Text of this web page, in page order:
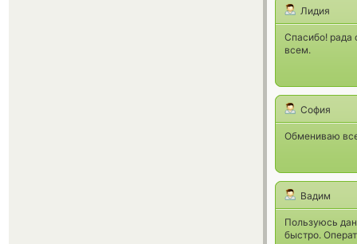
Лидия
Спасибо! рада
всем.
София
Обмениваю
Вадим
Пользуюсь
быстро.